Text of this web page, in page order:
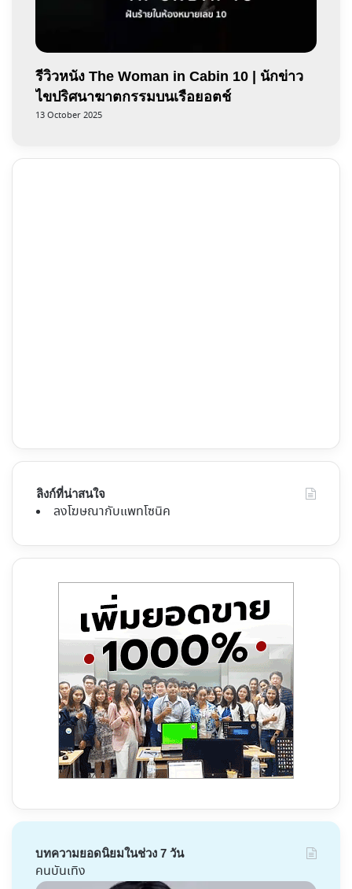
รีวิวหนัง The Woman in Cabin 10 | นักข่าว
ไขปริศนาฆาตกรรมบนเรือยอตช์
13 October 2025
ลิงก์ที่น่าสนใจ
ลงโฆษณากับแพทโซนิค
บทความยอดนิยมในช่วง 7 วัน
คนบันเทิง